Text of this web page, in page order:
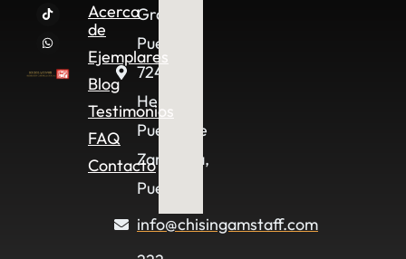
Acerca
de
Ejemplares
Blog
Testimonios
FAQ
Contacto
Granjas
Puebla,
72490
Heroica
Puebla de
Zaragoza,
Pue.
info@chisingamstaff.com